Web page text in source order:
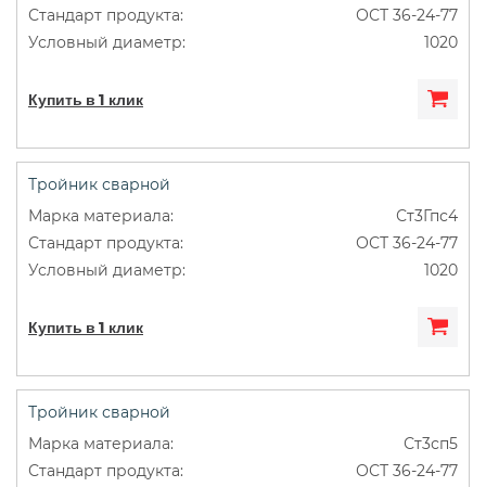
ОСТ 36-24-77
1020
Купить в 1 клик
Тройник сварной
Ст3Гпс4
ОСТ 36-24-77
1020
Купить в 1 клик
Тройник сварной
Ст3сп5
ОСТ 36-24-77